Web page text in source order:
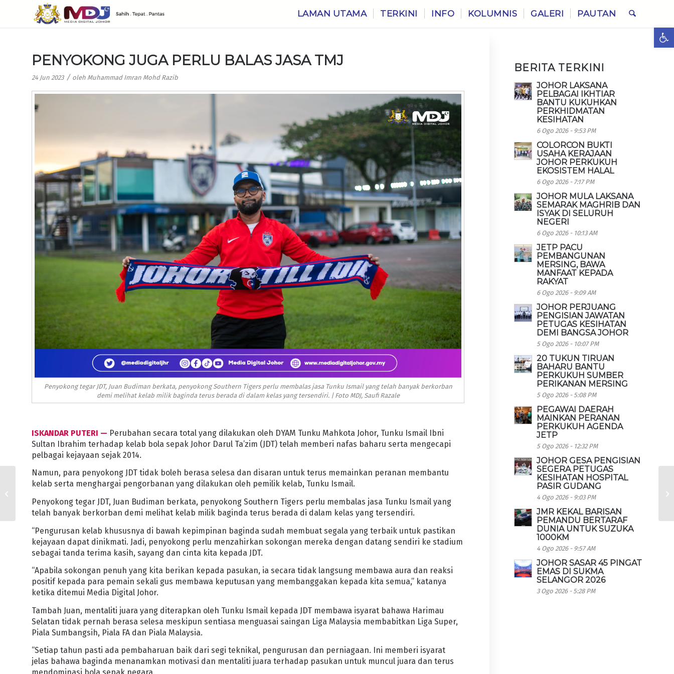
LAMAN UTAMA TERKINI INFO KOLUMNIS GALERI PAUTAN
PENYOKONG JUGA PERLU BALAS JASA TMJ
24 Jun 2023 / oleh Muhammad Imran Mohd Razib
Penyokong tegar JDT, Juan Budiman berkata, penyokong Southern Tigers perlu membalas jasa Tunku Ismail yang telah banyak berkorban
demi melihat kelab milik baginda terus berada di dalam kelas yang tersendiri. | Foto MDJ, Saufi Razale
ISKANDAR PUTERI — Perubahan secara total yang dilakukan oleh DYAM Tunku Mahkota Johor, Tunku Ismail Ibni
Sultan Ibrahim terhadap kelab bola sepak Johor Darul Ta’zim (JDT) telah memberi nafas baharu serta mengecapi
pelbagai kejayaan sejak 2014.
Namun, para penyokong JDT tidak boleh berasa selesa dan disaran untuk terus memainkan peranan membantu
kelab serta menghargai pengorbanan yang dilakukan oleh pemilik kelab, Tunku Ismail.
Penyokong tegar JDT, Juan Budiman berkata, penyokong Southern Tigers perlu membalas jasa Tunku Ismail yang
telah banyak berkorban demi melihat kelab milik baginda terus berada di dalam kelas yang tersendiri.
“Pengurusan kelab khususnya di bawah kepimpinan baginda sudah membuat segala yang terbaik untuk pastikan
kejayaan dapat dinikmati. Jadi, penyokong perlu menzahirkan sokongan mereka dengan datang sendiri ke stadium
sebagai tanda terima kasih, sayang dan cinta kita kepada JDT.
“Apabila sokongan penuh yang kita berikan kepada pasukan, ia secara tidak langsung membawa aura dan reaksi
positif kepada para pemain sekali gus membawa keputusan yang membanggakan kepada kita semua,” katanya
ketika ditemui Media Digital Johor.
Tambah Juan, mentaliti juara yang diterapkan oleh Tunku Ismail kepada JDT membawa isyarat bahawa Harimau
Selatan tidak pernah berasa selesa meskipun sentiasa menguasai saingan Liga Malaysia membabitkan Liga Super,
Piala Sumbangsih, Piala FA dan Piala Malaysia.
“Setiap tahun pasti ada pembaharuan baik dari segi teknikal, pengurusan dan perniagaan. Ini memberi isyarat
jelas bahawa baginda menanamkan motivasi dan mentaliti juara terhadap pasukan untuk muncul juara dan terus
BERITA TERKINI
JOHOR LAKSANA
PELBAGAI IKHTIAR
BANTU KUKUHKAN
PERKHIDMATAN
KESIHATAN
6 Ogo 2026 - 9:53 PM
COLORCON BUKTI
USAHA KERAJAAN
JOHOR PERKUKUH
EKOSISTEM HALAL
6 Ogo 2026 - 7:17 PM
JOHOR MULA LAKSANA
SEMARAK MAGHRIB DAN
ISYAK DI SELURUH
NEGERI
6 Ogo 2026 - 10:13 AM
JETP PACU
PEMBANGUNAN
MERSING, BAWA
MANFAAT KEPADA
RAKYAT
6 Ogo 2026 - 9:09 AM
JOHOR PERJUANG
PENGISIAN JAWATAN
PETUGAS KESIHATAN
DEMI BANGSA JOHOR
5 Ogo 2026 - 10:07 PM
20 TUKUN TIRUAN
BAHARU BANTU
PERKUKUH SUMBER
PERIKANAN MERSING
5 Ogo 2026 - 5:08 PM
PEGAWAI DAERAH
MAINKAN PERANAN
PERKUKUH AGENDA
JETP
5 Ogo 2026 - 12:32 PM
JOHOR GESA PENGISIAN
SEGERA PETUGAS
KESIHATAN HOSPITAL
PASIR GUDANG
4 Ogo 2026 - 9:03 PM
JMR KEKAL BARISAN
PEMANDU BERTARAF
DUNIA UNTUK SUZUKA
1000KM
4 Ogo 2026 - 9:57 AM
JOHOR SASAR 45 PINGAT
EMAS DI SUKMA
SELANGOR 2026
3 Ogo 2026 - 5:28 PM
KOLEJ KEDIAMAN
DIIKTIRAF PENGANJUR
KEMPEN DERMA DARAH